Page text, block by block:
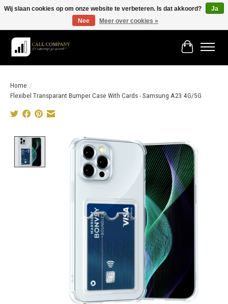
Vóór 19:00 besteld morgen in huis!
Winkelwagen
Home /
Flexibel Transparant Bumper Case With Cards - Samsung A23 4G/5G
Product image slideshow Items
Wij slaan cookies op om onze website te verbeteren. Is dat akkoord?
Ja
Nee
Meer over cookies »